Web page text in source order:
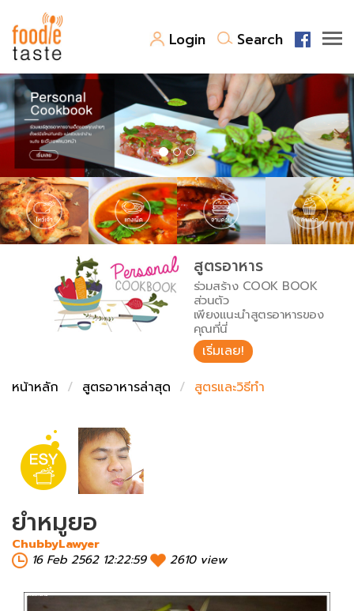
Login Search
สูตรอาหาร
สูตรอาหารล่าสุด
Top Foodie
พาไปชิม
สารพันก้นครัว
เคล็ดลับน่ารู้
เปรียบเทียบหน่วยการตวง
เปรียบเทียบอุณหภูมิ
เปรียบเทียบน้ำหนักวัตถุดิบ
FoodPedia
สร้าง Cookbook
สูตรอาหาร
ร่วมสร้าง COOK BOOK
ส่วนตัว
เพียงแนะนำสูตรอาหารของ
คุณที่นี่
เริ่มเลย!
หน้าหลัก
สูตรอาหารล่าสุด สูตรและวิธีทำ
ยำหมูยอ
ChubbyLawyer
16 Feb 2562 12:22:59
2610 view